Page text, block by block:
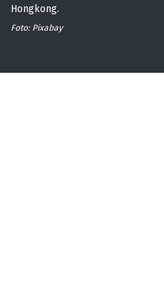
Hongkong.
Foto: Pixabay